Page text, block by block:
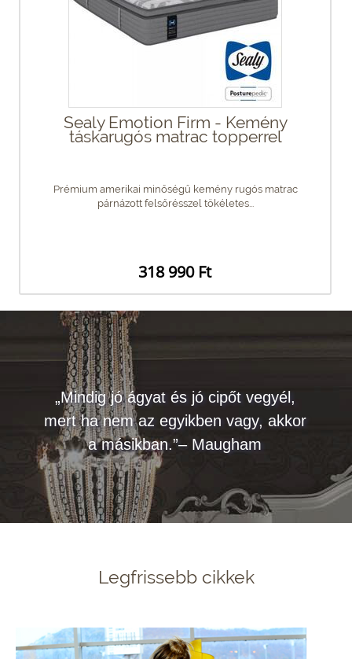
Sealy Emotion Firm - Kemény
táskarugós matrac topperrel
Prémium amerikai minőségű kemény rugós matrac
párnázott felsőrésszel tökéletes...
318 990 Ft
„Mindig jó ágyat és jó cipőt vegyél,
mert ha nem az egyikben vagy, akkor
a másikban.”– Maugham
Legfrissebb cikkek